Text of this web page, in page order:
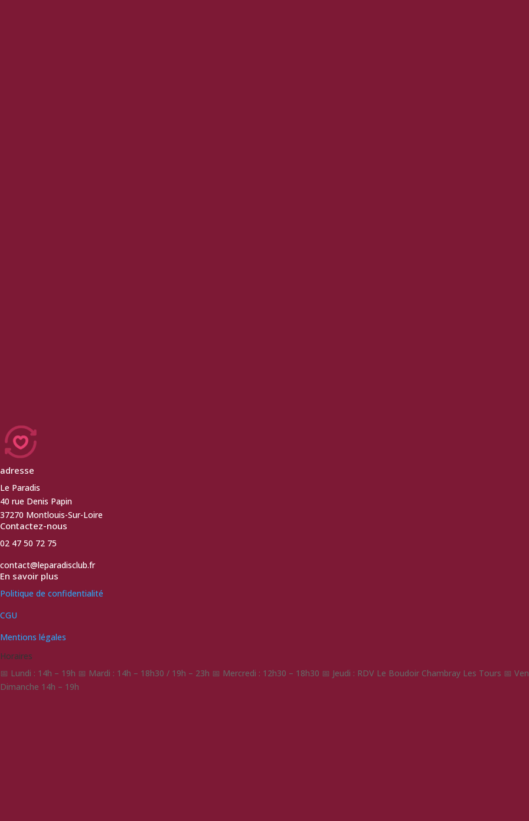
adresse
Le Paradis
40 rue Denis Papin
37270 Montlouis-Sur-Loire
Contactez-nous
02 47 50 72 75
contact@leparadisclub.fr
En savoir plus
Politique de confidentialité
CGU
Mentions légales
Horaires
📅 Lundi : 14h – 19h 📅 Mardi : 14h – 18h30 / 19h – 23h 📅 Mercredi : 12h30 – 18h30 📅 Jeudi : RDV Le Boudoir Chambray Les Tours 📅
Dimanche 14h – 19h